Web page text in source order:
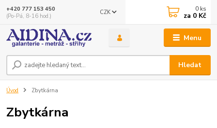
Menu
CZK
Hledat
+420 777 153 450
(Po-Pá, 8-16 hod.)
0 ks
za 0 Kč
Úvod Zbytkárna
Zbytkárna